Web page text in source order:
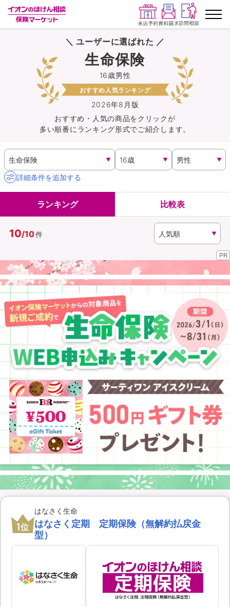
ランキングから探す
保険を比較する
保険会社から探す
イオンカード会員さま専用保険
キャンペーン一覧
イオングループ従業員さま向け
資料請求
（無料）
訪問相談
イオンカード会員さま専用保険
＼ ユーザーに選ばれた ／
2026年8月版
16歳男性
生命保険
おすすめ人気ランキング
おすすめ・人気の商品をクリックが
多い順番にランキング形式でご紹介します。
詳細条件を追加する
ランキング 比較表
10/10件
PR
1位
はなさく生命
はなさく定期 定期保険（無解約払戻金
型）